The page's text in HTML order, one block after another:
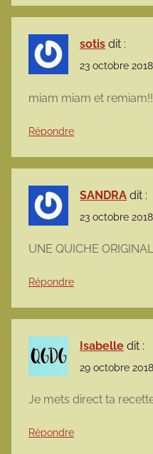
sotis dit :
23 octobre
miam miam et
Répondre
SANDRA dit :
23 octobre
UNE QUICHE
Répondre
Isabelle dit :
29 octobre
Je mets direct ta
Répondre